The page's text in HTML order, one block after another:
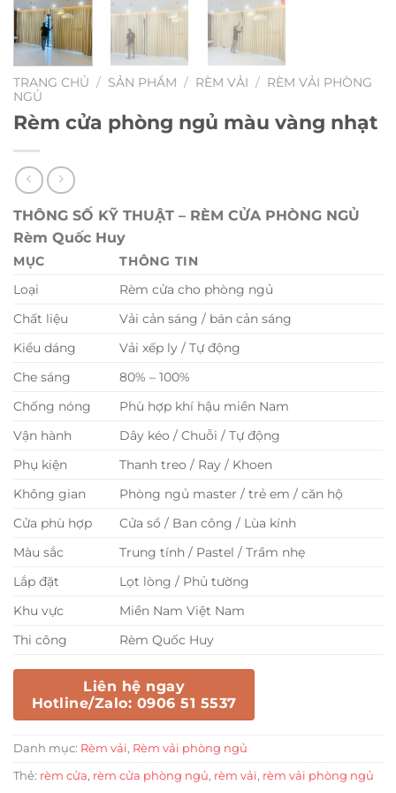
TRANG CHỦ / SẢN PHẨM / RÈM VẢI / RÈM VẢI PHÒNG
NGỦ
Rèm cửa phòng ngủ màu vàng nhạt
THÔNG SỐ KỸ THUẬT – RÈM CỬA PHÒNG NGỦ
Rèm Quốc Huy
MỤC
THÔNG TIN
Loại
Rèm cửa cho phòng ngủ
Chất liệu
Vải cản sáng / bán cản sáng
Kiểu dáng
Vải xếp ly / Tự động
Che sáng
80% – 100%
Chống nóng
Phù hợp khí hậu miền Nam
Vận hành
Dây kéo / Chuỗi / Tự động
Phụ kiện
Thanh treo / Ray / Khoen
Không gian
Phòng ngủ master / trẻ em / căn hộ
Cửa phù hợp
Cửa sổ / Ban công / Lùa kính
Màu sắc
Trung tính / Pastel / Trầm nhẹ
Lắp đặt
Lọt lòng / Phủ tường
Khu vực
Miền Nam Việt Nam
Thi công
Rèm Quốc Huy
Liên hệ ngay
Hotline/Zalo: 0906 51 5537
Danh mục: Rèm vải, Rèm vải phòng ngủ
Thẻ: rèm cửa, rèm cửa phòng ngủ, rèm vải, rèm vải phòng ngủ